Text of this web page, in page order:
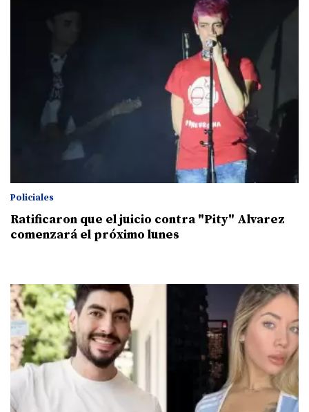
Policiales
Ratificaron que el juicio contra "Pity" Alvarez
comenzará el próximo lunes